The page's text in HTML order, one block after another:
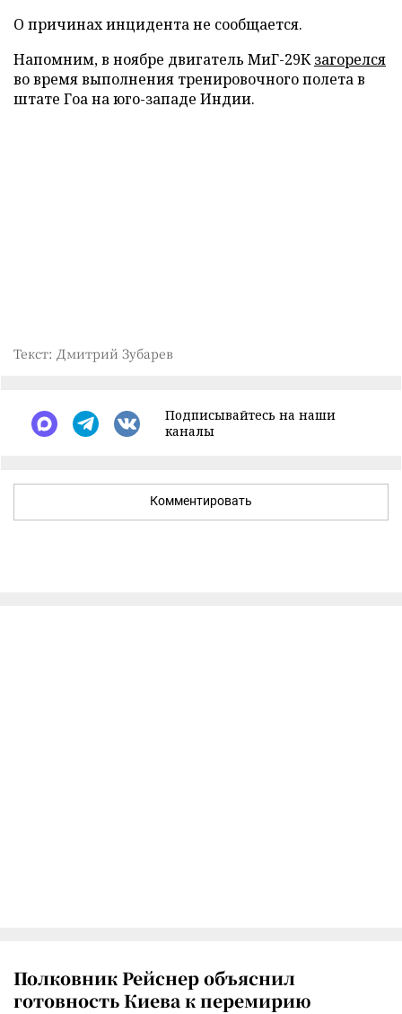
О причинах инцидента не сообщается.
Напомним, в ноябре двигатель МиГ-29Кзагорелся
во время выполнения тренировочного полета в
штате Гоа на юго-западе Индии.
Текст: Дмитрий Зубарев
Подписывайтесь на наши
каналы
Комментировать
Полковник Рейснер объяснил
готовность Киева к перемирию